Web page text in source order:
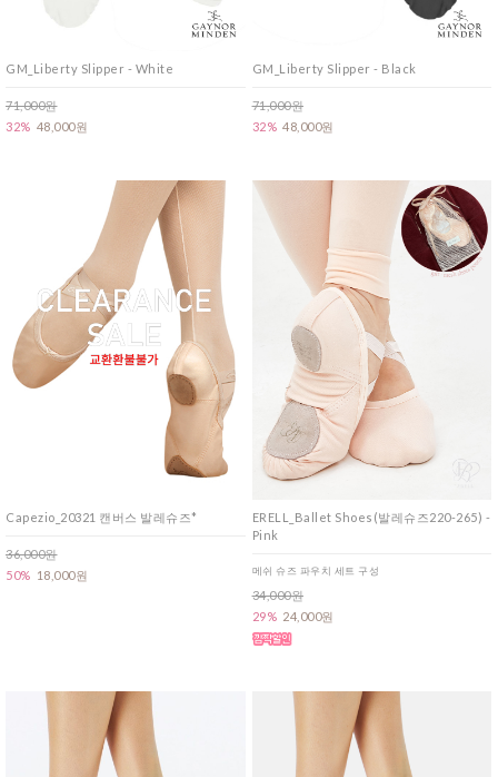
GM_Liberty Slipper - White
71,000원
32% 48,000원
GM_Liberty Slipper - Black
71,000원
32% 48,000원
Capezio_20321 캔버스 발레슈즈*
36,000원
50% 18,000원
ERELL_Ballet Shoes(발레슈즈220-265) -
Pink
메쉬 슈즈 파우치 세트 구성
34,000원
29% 24,000원